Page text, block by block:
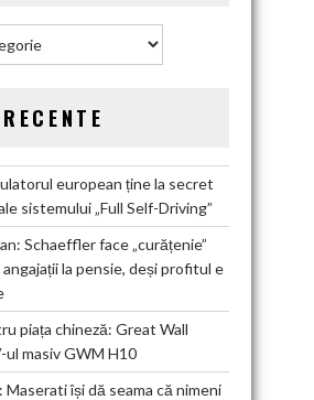
european ține la secret
sistemului „Full Self-Driving”
Schaeffler face „curățenie”
la pensie, deși profitul e
piața chineză: Great Wall
ul masiv GWM H10
Maserati își dă seama că nimeni